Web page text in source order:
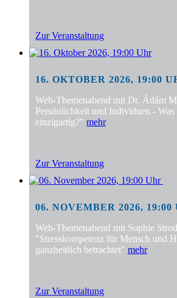
Zur Veranstaltung
16. OKTOBER 2026, 19:00
Web-Themenabend mit Dr. Ádám
Persönlichkeit und Individuen -
einzigartig?" mehr
Zur Veranstaltung
06. NOVEMBER 2026, 19:00
Web-Themenabend mit Sophie
"Stresskompetenz für Mensch und
ganzheitlich betrachtet" mehr
Zur Veranstaltung